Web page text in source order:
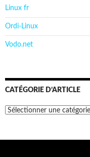
Linux fr
Ordi-Linux
Vodo.net
CATÉGORIE D’ARTICLE
Catégorie